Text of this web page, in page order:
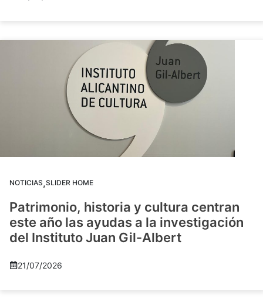
NOTICIAS,SLIDER HOME
Patrimonio, historia y cultura centran
este año las ayudas a la investigación
del Instituto Juan Gil-Albert
21/07/2026